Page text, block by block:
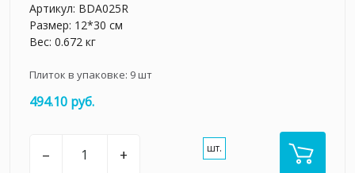
Артикул: BDA025R
Размер: 12*30 см
Вес: 0.672 кг
Плиток в упаковке: 9шт
494.10 руб.
– + шт.